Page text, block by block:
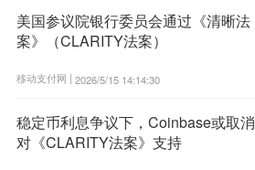
美国参议院银行委员会通过《清晰法
案》（CLARITY法案）
移动支付网 | 2026/5/15 14:14:30
稳定币利息争议下，Coinbase或取消
对《CLARITY法案》支持